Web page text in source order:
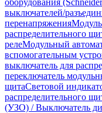
оборудования
выключателей/
перенапряжения
распределительного
релеМодульный
вспомогательным
выключатель для
переключатель
щитаСветовой
распределительного
(УЗО) / Выключатель